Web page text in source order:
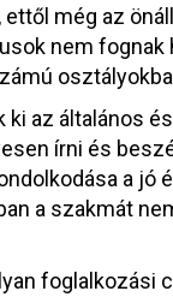
még az
nem
ki az általános
írni és
a
a szakmát
foglalkozási